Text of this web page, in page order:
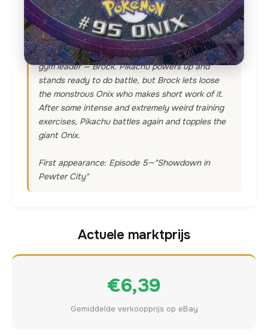
As Onix grows, the stone portions of its snake
body harden to become sooty black and
diamond-like. In "Showdown in Pewter City," Ash
finds himself face-to-face with his first Pokemon
gym leader — Brock. Pikachu powers up and
stands ready to do battle, but Brock lets loose
the monstrous Onix who makes short work of it.
After some intense and extremely weird training
exercises, Pikachu battles again and topples the
giant Onix.
First appearance: Episode 5—"Showdown in
Pewter City"
Actuele marktprijs
€6,39
Gemiddelde verkoopprijs op eBay